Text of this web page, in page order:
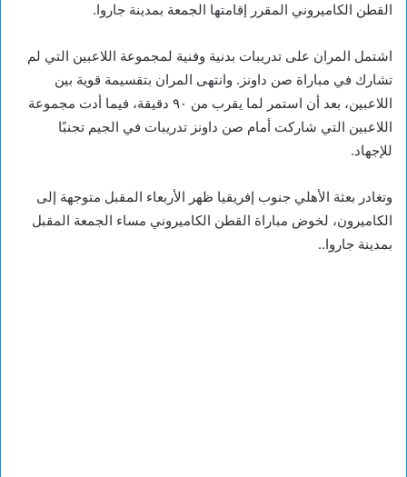
القطن الكاميروني المقرر إقامتها الجمعة بمدينة جاروا.
اشتمل المران على تدريبات بدنية وفنية لمجموعة اللاعبين التي لم
تشارك في مباراة صن داونز. وانتهى المران بتقسيمة قوية بين
اللاعبين، بعد أن استمر لما يقرب من ٩٠ دقيقة، فيما أدت مجموعة
اللاعبين التي شاركت أمام صن داونز تدريبات في الجيم تجنبًا
للإجهاد.
وتغادر بعثة الأهلي جنوب إفريقيا ظهر الأربعاء المقبل متوجهة إلى
الكاميرون، لخوض مباراة القطن الكاميروني مساء الجمعة المقبل
بمدينة جاروا..